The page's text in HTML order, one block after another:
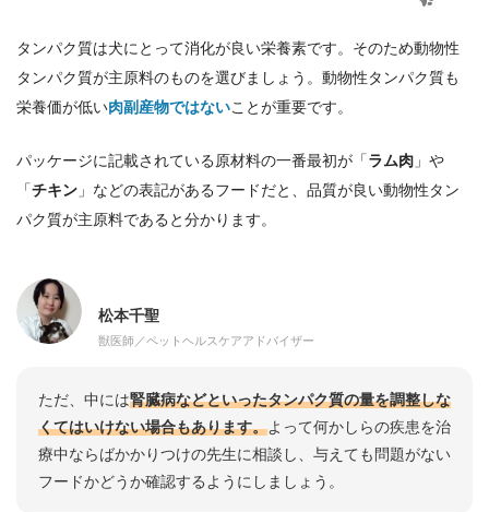
タンパク質は犬にとって消化が良い栄養素です。そのため動物性
タンパク質が主原料のものを選びましょう。動物性タンパク質も
栄養価が低い肉副産物ではないことが重要です。
パッケージに記載されている原材料の一番最初が「ラム肉 」や
「チキン 」などの表記があるフードだと、品質が良い動物性タン
パク質が主原料であると分かります。
松本千聖
獣医師／ペットヘルスケアアドバイザー
ただ、中には腎臓病などといったタンパク質の量を調整しな
くてはいけない場合もあります。よって何かしらの疾患を治
療中ならばかかりつけの先生に相談し、与えても問題がない
フードかどうか確認するようにしましょう。